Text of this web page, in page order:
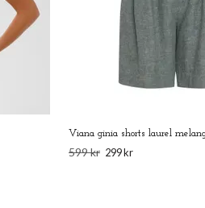
Viana ginia shorts laurel
599 kr 299 kr